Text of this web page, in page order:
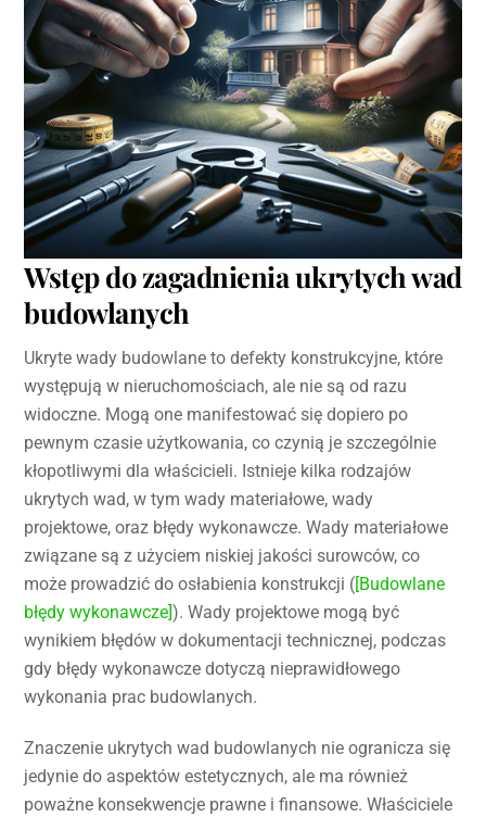
Wstęp do zagadnienia ukrytych wad
budowlanych
Ukryte wady budowlane to defekty konstrukcyjne, które
występują w nieruchomościach, ale nie są od razu
widoczne. Mogą one manifestować się dopiero po
pewnym czasie użytkowania, co czynią je szczególnie
kłopotliwymi dla właścicieli. Istnieje kilka rodzajów
ukrytych wad, w tym wady materiałowe, wady
projektowe, oraz błędy wykonawcze. Wady materiałowe
związane są z użyciem niskiej jakości surowców, co
może prowadzić do osłabienia konstrukcji ([Budowlane
błędy wykonawcze]). Wady projektowe mogą być
wynikiem błędów w dokumentacji technicznej, podczas
gdy błędy wykonawcze dotyczą nieprawidłowego
wykonania prac budowlanych.
Znaczenie ukrytych wad budowlanych nie ogranicza się
jedynie do aspektów estetycznych, ale ma również
poważne konsekwencje prawne i finansowe. Właściciele